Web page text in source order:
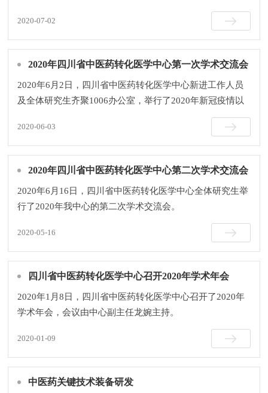
2020-07-02 
2020年四川省中医药转化医学中心第一次学术交流会
2020年6月2日，四川省中医药转化医学中心新进工作人员
及全体研究生齐聚1006办公室，举行了2020年新冠疫情以
2020-06-03 
2020年四川省中医药转化医学中心第二次学术交流会
2020年6月16日，四川省中医药转化医学中心全体研究生举
行了2020年我中心的第二次学术交流会。
2020-05-16 
四川省中医药转化医学中心召开2020年学术年会
2020年1月8日，四川省中医药转化医学中心召开了2020年
学术年会，会议由中心副主任龙婉主持。
2020-01-09 
中医药关键技术装备研发